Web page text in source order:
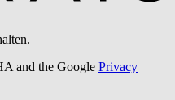
and the Google Privacy